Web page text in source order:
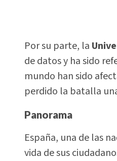
Por su parte, la
de datos y ha sido
mundo han sido
perdido la batalla
Panorama
España, una de las
vida de sus